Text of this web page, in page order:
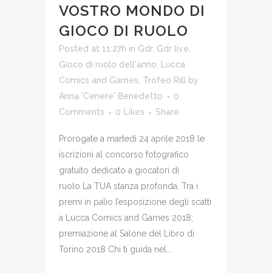
VOSTRO MONDO DI
GIOCO DI RUOLO
Posted at 11:27h in Gdr, Gdr live
Gioco di ruolo dell'anno
Lucca
Comics and Games Trofeo Rill
by
Anna 'Cenere' Benedetto
0
Comments
0 Likes Share
Prorogate a martedì 24 aprile 2018 le
iscrizioni al concorso fotografico
gratuito dedicato a giocatori di
ruolo La TUA stanza profonda. Tra i
premi in palio l’esposizione degli scatti
a Lucca Comics and Games 2018;
premiazione al Salone del Libro di
Torino 2018 Chi ti guida nel...